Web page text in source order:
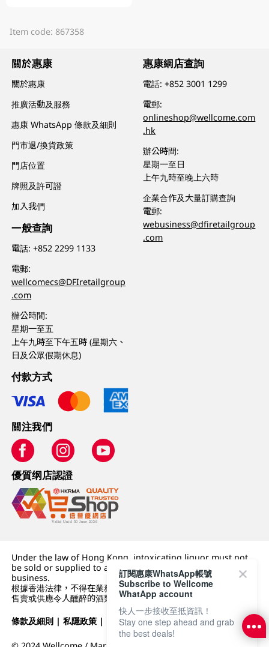
Item code: 867358
關於惠康
關於惠康
推廣活動及服務
惠康 WhatsApp 條款及細則
門市退/換貨政策
門店位置
牌照及許可證
加入我們
一般查詢
電話:+852 2299 1133
電郵:
wellcomecs@DFIretailgroup
.com
辦公時間:
星期一至五
上午九時至下午五時 (星期六、
日及公眾假期休息)
惠康網店查詢
電話:+852 3001 1299
電郵:
onlineshop@wellcome.com
.hk
辦公時間:
星期一至日
上午九時至晚上六時
企業合作及大量訂購查詢
電郵:
webusiness@dfiretailgroup
.com
付款方式
關注我們
優質纲店認證
Under the law of Hong Kong, intoxicating liquor must not
be sold or supplied to a minor (under 18) in the course of
business.
根據香港法律，不得在業務過程中，向未成年人 (18 歲以下人士)
售賣或供應令人醺醉的酒類。
條款及細則 |私隱政策 | DFI零售集團
訂閱惠康WhatsApp帳號
Subscribe to Wellcome
WhatApp account
快人一步接收至抵資訊！
Stay one step ahead and grab
the best deals!